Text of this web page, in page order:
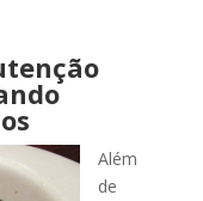
Além
de